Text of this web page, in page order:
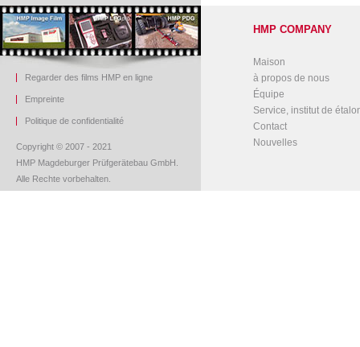
Regarder des films HMP en ligne
Empreinte
Politique de confidentialité
Copyright © 2007 - 2021
HMP Magdeburger Prüfgerätebau GmbH.
Alle Rechte vorbehalten.
HMP COMPANY
Maison
à propos de nous
Équipe
Service, institut de
Contact
Nouvelles